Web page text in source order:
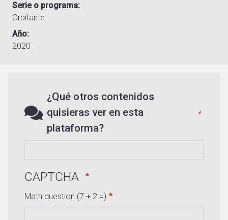
Serie o programa
Orbitante
Año
2020
¿Qué otros contenidos
quisieras ver en esta
plataforma?
CAPTCHA
Math question (7 + 2 =)